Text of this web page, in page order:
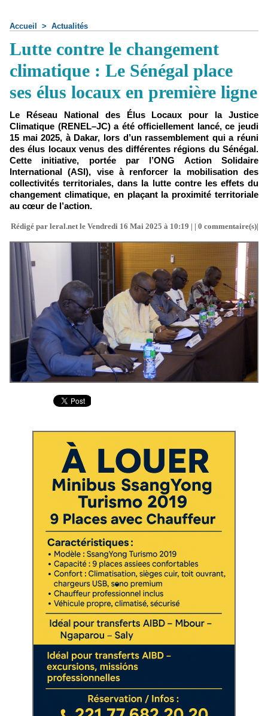
Accueil > Actualités
Lutte contre le changement
climatique : Le Sénégal place
ses élus locaux en première ligne
Le Réseau National des Élus Locaux pour la Justice
Climatique (RENEL–JC) a été officiellement lancé, ce jeudi
15 mai 2025, à Dakar, lors d’un rassemblement qui a réuni
des élus locaux venus des différentes régions du Sénégal.
Cette initiative, portée par l’ONG Action Solidaire
International (ASI), vise à renforcer la mobilisation des
collectivités territoriales, dans la lutte contre les effets du
changement climatique, en plaçant la proximité territoriale
au cœur de l’action.
Rédigé par leral.net le Vendredi 16 Mai 2025 à 10:19 | | 0 commentaire(s)|